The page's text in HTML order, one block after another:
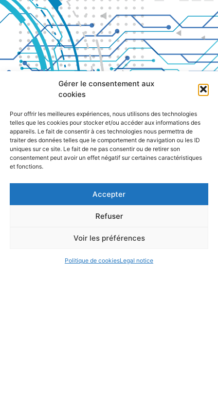
Gérer le consentement aux
cookies
Pour offrir les meilleures expériences, nous utilisons des technologies
telles que les cookies pour stocker et/ou accéder aux informations des
appareils. Le fait de consentir à ces technologies nous permettra de
traiter des données telles que le comportement de navigation ou les ID
uniques sur ce site. Le fait de ne pas consentir ou de retirer son
consentement peut avoir un effet négatif sur certaines caractéristiques
et fonctions.
Accepter
Refuser
Voir les préférences
Politique de cookiesLegal notice